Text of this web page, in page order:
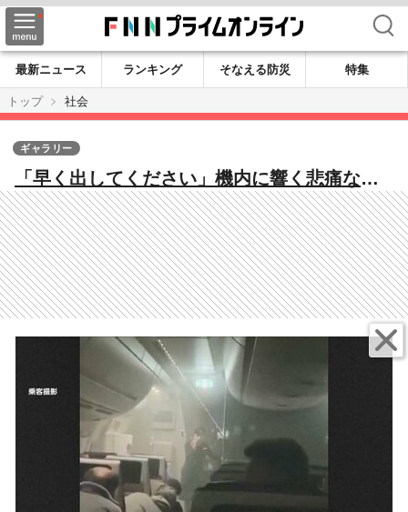
検索
最新ニュース ランキング そなえる防災
特集
トップ
社会
「早く出してください」機内に響く悲痛な叫
び…“奇跡の脱出”海外メディアから称賛の声
「クルーは素晴らしい仕事をした」
ギャラリー